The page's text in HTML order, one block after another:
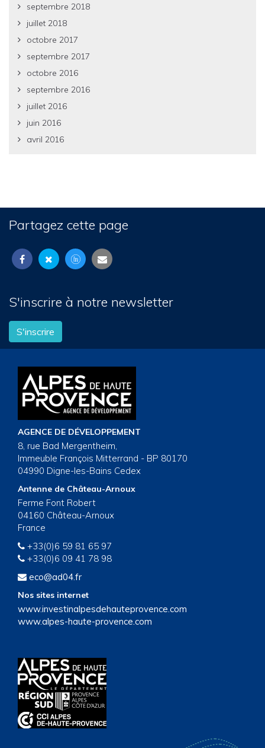
septembre 2018
juillet 2018
octobre 2017
septembre 2017
octobre 2016
septembre 2016
juillet 2016
juin 2016
avril 2016
Partagez cette page
S'inscrire à notre newsletter
S'inscrire
AGENCE DE DÉVELOPPEMENT
8, rue Bad Mergentheim,
Immeuble François Mitterrand - BP 80170
04990 Digne-les-Bains Cedex
Antenne de Château-Arnoux
Ferme Font Robert
04160 Château-Arnoux
France
+33(0)6 59 81 65 97
+33(0)6 09 41 78 98
eco@ad04.fr
Nos sites internet
www.investinalpesdehauteprovence.com
www.alpes-haute-provence.com